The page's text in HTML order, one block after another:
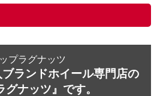
ランドホイール専門店の
グナッツ』です。